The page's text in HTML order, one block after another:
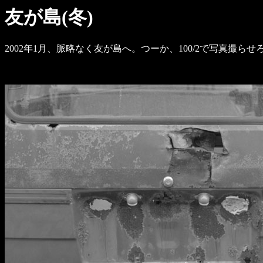
友が島(冬)
2002年1月、脈略なく友が島へ。つーか、100/2で写真撮らせ